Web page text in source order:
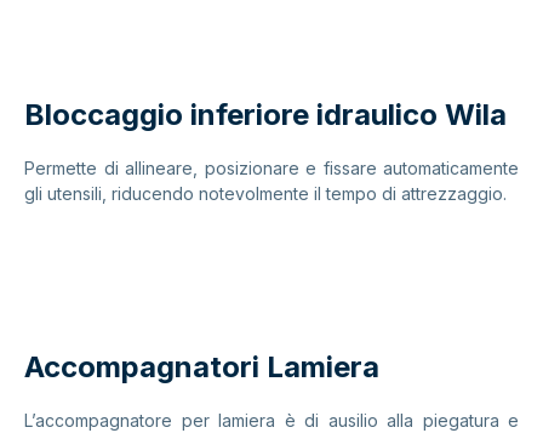
Bloccaggio inferiore idraulico Wila
Permette di allineare, posizionare e fissare automaticamente
gli utensili, riducendo notevolmente il tempo di attrezzaggio.
Accompagnatori Lamiera
L’accompagnatore per lamiera è di ausilio alla piegatura e